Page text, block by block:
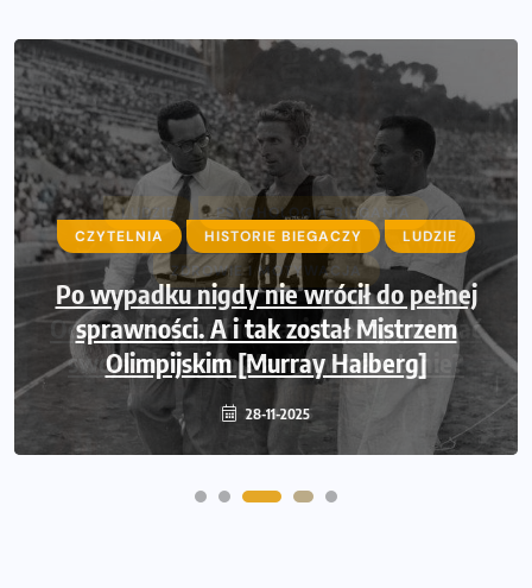
CZYTELNIA HISTORIE BIEGACZY LUDZIE
Po wypadku nigdy nie wrócił do pełnej
sprawności. A i tak został Mistrzem
Olimpijskim [Murray Halberg]
28-11-2025
LUDZIE PSYCHOLOGIA BIEGANIA
ZDROWIE I MOTYWACJA
Odporność psychiczna: jak przygotować
swoją głowę do startu w maratonie?
23-09-2025